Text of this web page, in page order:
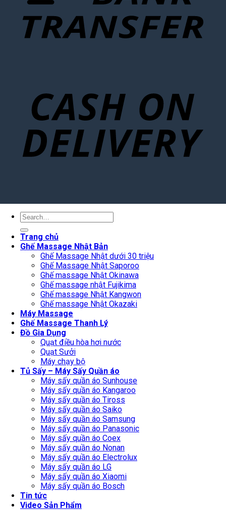
Search
Trang chủ
Ghế Massage Nhật Bản
Ghế Massage Nhật dưới 30 triệu
Ghế Massage Nhật Saporoo
Ghế massage Nhật Okinawa
Ghế massage nhật Fujikima
Ghế massage Nhật Kangwon
Ghế massage Nhật Okazaki
Máy Massage
Ghế Massage Thanh Lý
Đồ Gia Dụng
Quạt điều hòa hơi nước
Quạt Sưởi
Máy chạy bộ
Tủ Sấy – Máy Sấy Quần áo
Máy sấy quần áo Sunhouse
Máy sấy quần áo Kangaroo
Máy sấy quần áo Tiross
Máy sấy quần áo Saiko
Máy sấy quần áo Samsung
Máy sấy quần áo Panasonic
Máy sấy quần áo Coex
Máy sấy quần áo Nonan
Máy sấy quần áo Electrolux
Máy sấy quần áo LG
Máy sấy quần áo Xiaomi
Máy sấy quần áo Bosch
Tin tức
Video Sản Phẩm